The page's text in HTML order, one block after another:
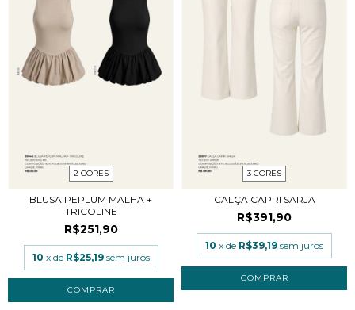
2 CORES
BLUSA PEPLUM MALHA +
TRICOLINE
R$251,90
10 x de R$25,19 sem juros
COMPRAR
3 CORES
CALÇA CAPRI SARJA
R$391,90
10 x de R$39,19 sem juros
COMPRAR